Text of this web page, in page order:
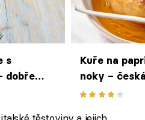
s
dobře
obměnou
Kuře na
noky –
kabátku